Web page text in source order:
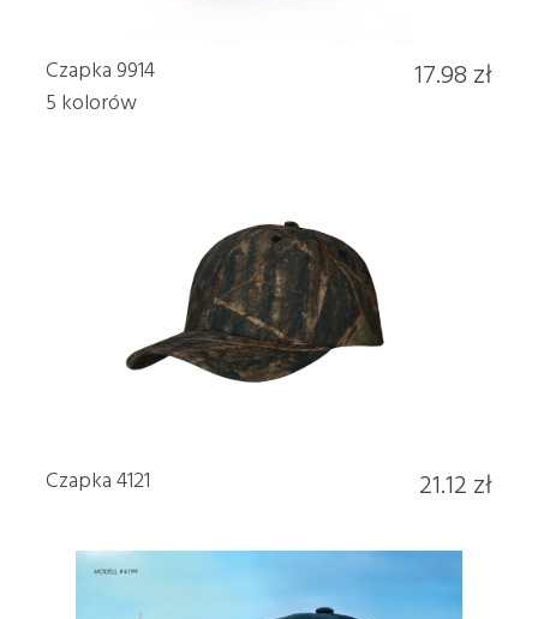
Czapka 9914
5 kolorów
17.98 zł
Czapka 4121 21.12 zł